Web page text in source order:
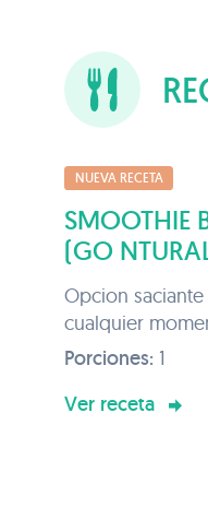
NUEVA RECETA
SMOOTHIE
(GO
Opcion
cualquier
Porciones: 1
Ver receta